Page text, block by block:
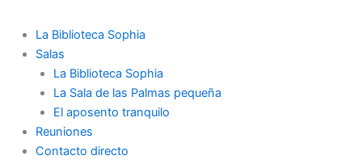
La Biblioteca Sophia
Salas
La Biblioteca Sophia
La Sala de las Palmas pequeña
El aposento tranquilo
Reuniones
Contacto directo